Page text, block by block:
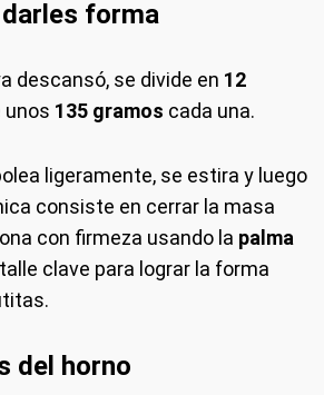
forma
descansó, se divide en 12
unos 135 gramos cada una.
ligeramente, se estira y luego
consiste en cerrar la masa
con firmeza usando la palma
clave para lograr la forma
del horno